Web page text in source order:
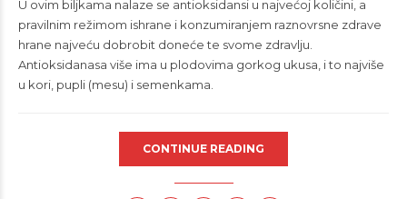
U ovim biljkama nalaze se antioksidansi u najvećoj količini, a
pravilnim režimom ishrane i konzumiranjem raznovrsne zdrave
hrane najveću dobrobit doneće te svome zdravlju.
Antioksidanasa više ima u plodovima gorkog ukusa, i to najviše
u kori, pupli (mesu) i semenkama.
CONTINUE READING